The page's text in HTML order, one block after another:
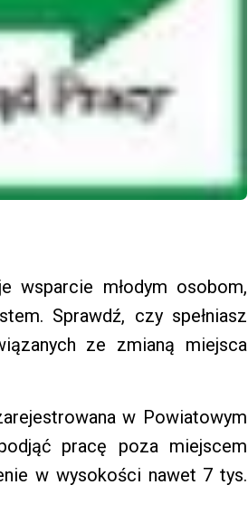
wsparcie młodym osobom,
Sprawdź, czy spełniasz
ze zmianą miejsca
w Powiatowym
pracę poza miejscem
w wysokości nawet 7 tys.